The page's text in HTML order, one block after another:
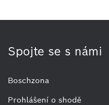
Spojte se s námi
Boschzona
Prohlášení o shodě